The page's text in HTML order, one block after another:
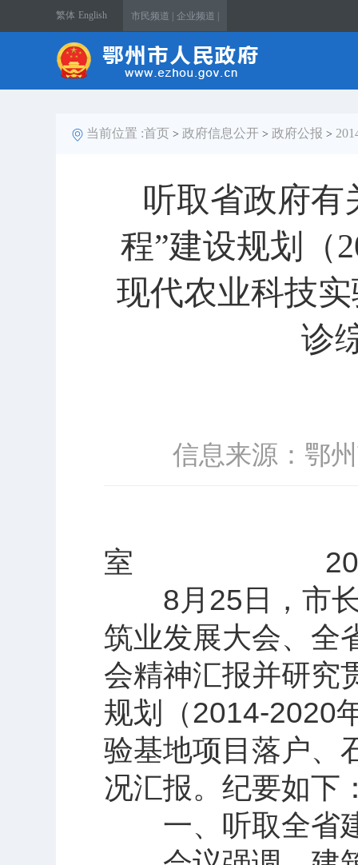
繁体 English 市民频道 | 企业频道 |
当前位置 :首页 > 政府信息公开 > 政府公报 >
听取省政府有
程”建设规划（
现代农业科技
诊
信息来源：鄂
室 2014年
8月25日，市长
筑业发展大会、全
会精神汇报并研究
规划（2014-2020
验基地项目落户、
况汇报。纪要如下
一、听取全省建